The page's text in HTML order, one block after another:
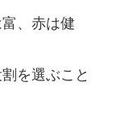
、赤は健
を選ぶこと